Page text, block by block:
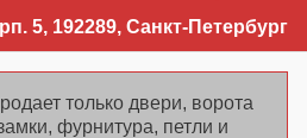
5, 192289, Санкт-Петербург
только двери, ворота
фурнитура, петли и